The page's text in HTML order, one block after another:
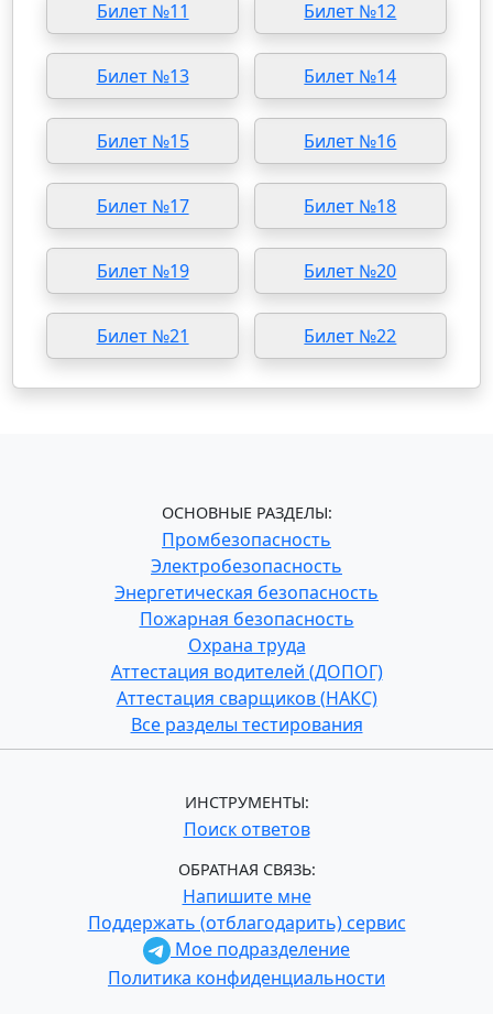
Билет №11 Билет №12
Билет №13 Билет №14
Билет №15 Билет №16
Билет №17 Билет №18
Билет №19 Билет №20
Билет №21 Билет №22
ОСНОВНЫЕ РАЗДЕЛЫ:
Промбезопасность
Электробезопасность
Энергетическая безопасность
Пожарная безопасность
Охрана труда
Аттестация водителей (ДОПОГ)
Аттестация сварщиков (НАКС)
Все разделы тестирования
ИНСТРУМЕНТЫ:
Поиск ответов
ОБРАТНАЯ СВЯЗЬ:
Напишите мне
Поддержать (отблагодарить) сервис
Мое подразделение
Политика конфиденциальности